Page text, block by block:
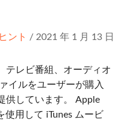
ント / 2021 年 1 月 13 日
テレビ番組、オーディオ
イルをユーザーが購入
供しています。 Apple
用して iTunes ムービ